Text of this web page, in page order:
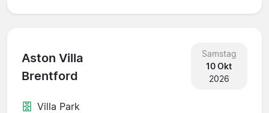
Aston Villa
Brentford
Samstag
10 Okt
2026
Villa Park